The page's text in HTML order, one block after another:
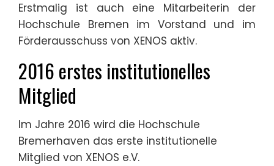
Erstmalig ist auch eine Mitarbeiterin der
Hochschule Bremen im Vorstand und im
Förderausschuss von XENOS aktiv.
2016 erstes institutionelles
Mitglied
Im Jahre 2016 wird die Hochschule
Bremerhaven das erste institutionelle
Mitglied von XENOS e.V.